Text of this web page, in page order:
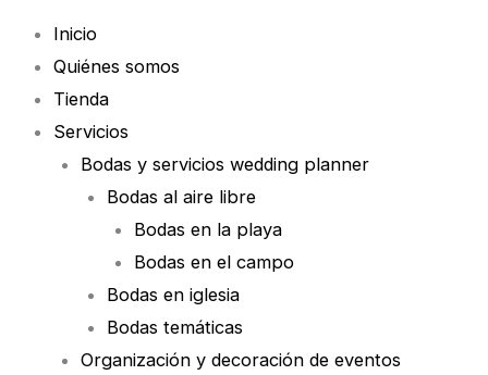
Inicio
Quiénes somos
Tienda
Servicios
Bodas y servicios wedding planner
Bodas al aire libre
Bodas en la playa
Bodas en el campo
Bodas en iglesia
Bodas temáticas
Organización y decoración de eventos